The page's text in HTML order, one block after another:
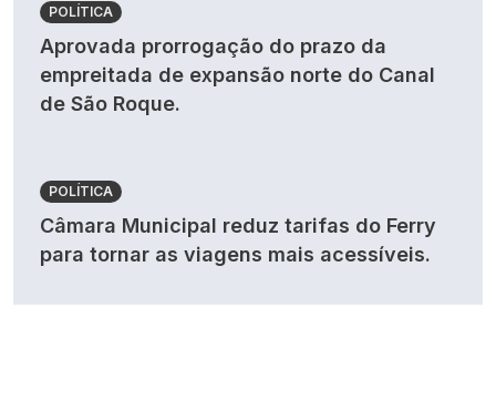
POLÍTICA
Aprovada prorrogação do prazo da
empreitada de expansão norte do Canal
de São Roque.
POLÍTICA
Câmara Municipal reduz tarifas do Ferry
para tornar as viagens mais acessíveis.